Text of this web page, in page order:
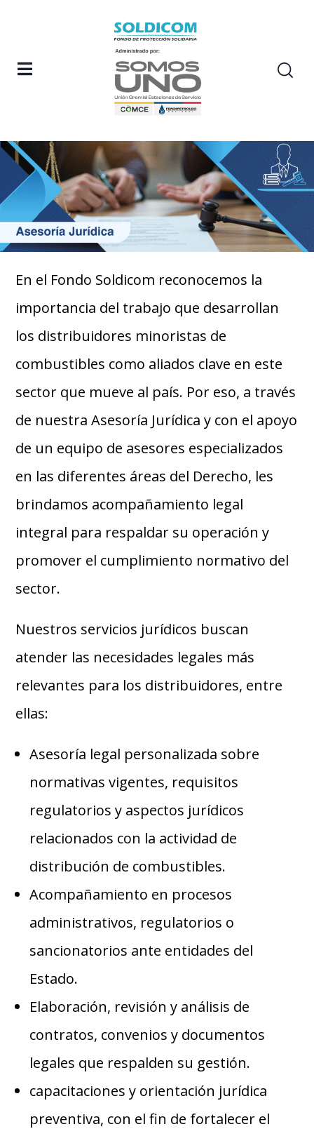
En el Fondo Soldicom reconocemos la
importancia del trabajo que desarrollan
los distribuidores minoristas de
combustibles como aliados clave en este
sector que mueve al país. Por eso, a través
de nuestra Asesoría Jurídica y con el apoyo
de un equipo de asesores especializados
en las diferentes áreas del Derecho, les
brindamos acompañamiento legal
integral para respaldar su operación y
promover el cumplimiento normativo del
sector.
Nuestros servicios jurídicos buscan
atender las necesidades legales más
relevantes para los distribuidores, entre
ellas:
Asesoría legal personalizada sobre
normativas vigentes, requisitos
regulatorios y aspectos jurídicos
relacionados con la actividad de
distribución de combustibles.
Acompañamiento en procesos
administrativos, regulatorios o
sancionatorios ante entidades del
Estado.
Elaboración, revisión y análisis de
contratos, convenios y documentos
legales que respalden su gestión.
capacitaciones y orientación jurídica
preventiva, con el fin de fortalecer el